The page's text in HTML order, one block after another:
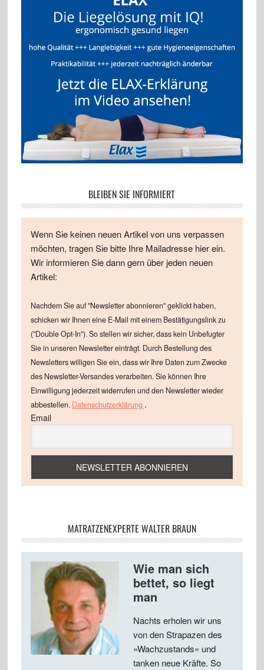
BLEIBEN SIE INFORMIERT
Wenn Sie keinen neuen Artikel von uns verpassen
möchten, tragen Sie bitte Ihre Mailadresse hier ein.
Wir informieren Sie dann gern über jeden neuen
Artikel:
Nachdem Sie auf "Newsletter abonnieren" geklickt haben,
schicken wir Ihnen eine E-Mail mit einem Bestätigungslink zu
("Double Opt-In"). So stellen wir sicher, dass kein Unbefugter
Sie in unseren Newsletter einträgt. Durch Bestellung des
Newsletters willigen Sie ein, dass wir Ihre Daten zum Zwecke
des Newsletter-Versandes verarbeiten. Sie können Ihre
Einwilligung jederzeit widerrufen und den Newsletter wieder
abbestellen. Datenschutzerklärung .
Email
MATRATZENEXPERTE WALTER BRAUN
Wie man sich
bettet, so liegt
man
Nachts erholen wir uns
von den Strapazen des
»Wachzustands« und
tanken neue Kräfte. So